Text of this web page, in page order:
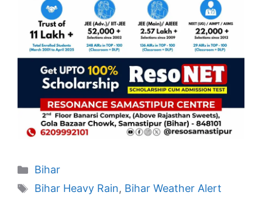
Categories
Bihar
Tags
Bihar Heavy Rain, Bihar Weather Alert